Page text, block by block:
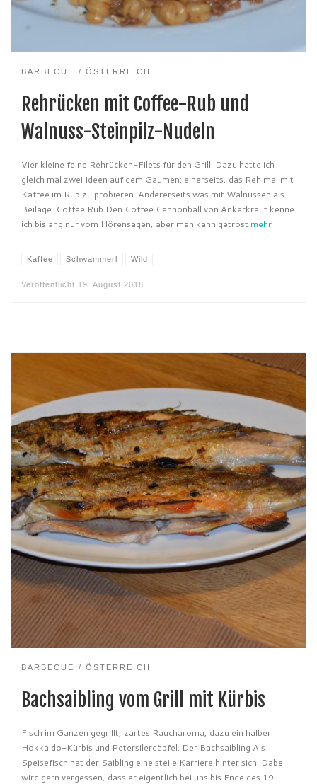
BARBECUE ÖSTERREICH
Rehrücken mit Coffee-Rub und
Walnuss-Steinpilz-Nudeln
Vier kleine feine Rehrücken-Filets für den Grill. Dazu hatte ich
gleich mal zwei Ideen auf dem Gaumen: einerseits, das Reh mal mit
Kaffee im Rub zu probieren. Andererseits was mit Walnüssen als
Beilage. Coffee Rub Den Coffee Cannonball von Ankerkraut kenne
ich bislang nur vom Hörensagen, aber man kann getrost mehr
Kaffee Schwammerl Wild
Veröffentlicht 19. August 2018
BARBECUE ÖSTERREICH
Bachsaibling vom Grill mit Kürbis
Fisch im Ganzen gegrillt, zartes Raucharoma, dazu ein halber
Hokkaido-Kürbis und Petersilerdäpfel. Der Bachsaibling Als
Speisefisch hat der Saibling eine steile Karriere hinter sich. Dabei
wird gern vergessen, dass er eigentlich bei uns bis Ende des 19.